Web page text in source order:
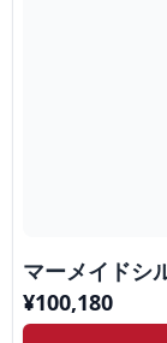
マーメイドシ
¥100,180